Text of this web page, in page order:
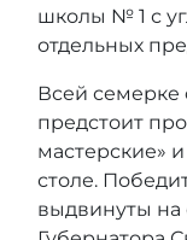
школы № 1 с
отдельных
Всей семерке
предстоит
мастерские»
столе.
выдвинуты